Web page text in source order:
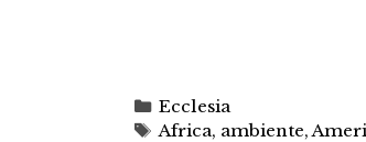
Categorie
Ecclesia
Tag
Africa, ambiente,